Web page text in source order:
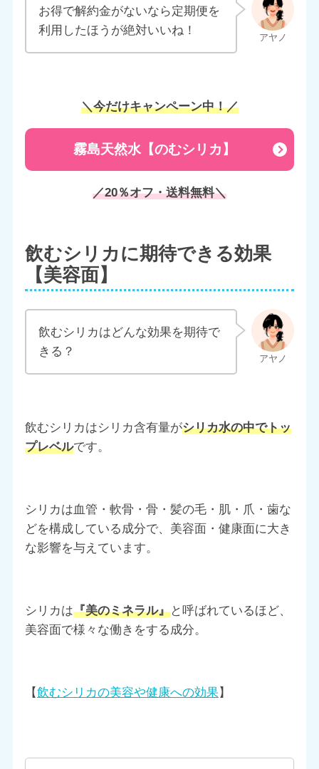
お得で解約金がないなら定期便を
利用したほうが絶対いいね！
＼今だけキャンペーン中！／
霧島天然水【のむシリカ】
／20％オフ・送料無料＼
飲むシリカに期待できる効果
【美容面】
飲むシリカはどんな効果を期待で
きる？
飲むシリカはシリカ含有量がシリカ水の中でトッ
プレベルです。
シリカは血管・軟骨・骨・髪の毛・肌・爪・歯な
どを構成している成分で、美容面・健康面に大き
な影響を与えています。
シリカは『美のミネラル』と呼ばれているほど、
美容面で様々な働きをする成分。
【飲むシリカの美容や健康への効果 】